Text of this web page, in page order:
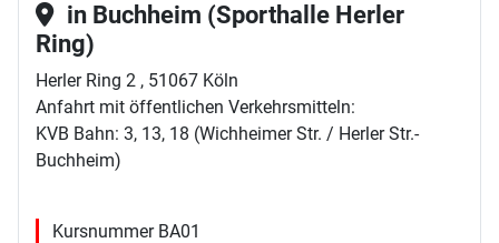
in Buchheim (Sporthalle Herler
Ring)
Herler Ring 2 , 51067 Köln
Anfahrt mit öffentlichen Verkehrsmitteln:
KVB Bahn: 3, 13, 18 (Wichheimer Str. / Herler Str.-
Buchheim)
Kursnummer BA01